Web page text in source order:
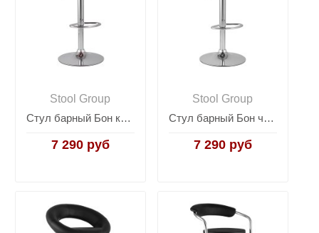
Stool Group
Стул барный Бон красный
7 290 руб
Stool Group
Стул барный Бон черный
7 290 руб